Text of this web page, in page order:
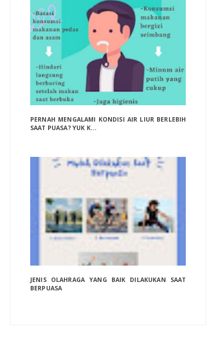
PERNAH MENGALAMI KONDISI AIR LIUR BERLEBIH
SAAT PUASA? YUK K...
JENIS OLAHRAGA YANG BAIK DILAKUKAN SAAT
BERPUASA